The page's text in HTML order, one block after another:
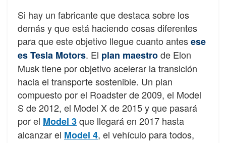
Si hay un fabricante que destaca sobre los
demás y que está haciendo cosas diferentes
para que este objetivo llegue cuanto antesese
es Tesla Motors. El plan maestrode Elon
Musk tiene por objetivo acelerar la transición
hacia el transporte sostenible. Un plan
compuesto por el Roadster de 2009, el Model
S de 2012, el Model X de 2015 y que pasará
por el Model 3que llegará en 2017 hasta
alcanzar el Model 4, el vehículo para todos,